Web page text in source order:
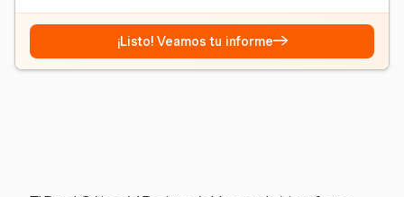
¡Listo! Veamos tu informe→